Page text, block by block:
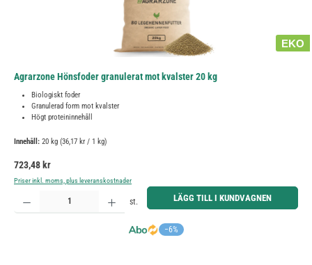
EKO
Agrarzone Hönsfoder granulerat mot kvalster 20 kg
Biologiskt foder
Granulerad form mot kvalster
Högt proteininnehåll
Innehåll: 20 kg (36,17 kr / 1 kg)
Ordinarie pris:
723,48 kr
Priser inkl. moms, plus leveranskostnader
−6%
Produktkvantitet: Ange önskat belopp eller använd knapparna för att öka eller minska kvantiteten.
st. LÄGG TILL I KUNDVAGNEN